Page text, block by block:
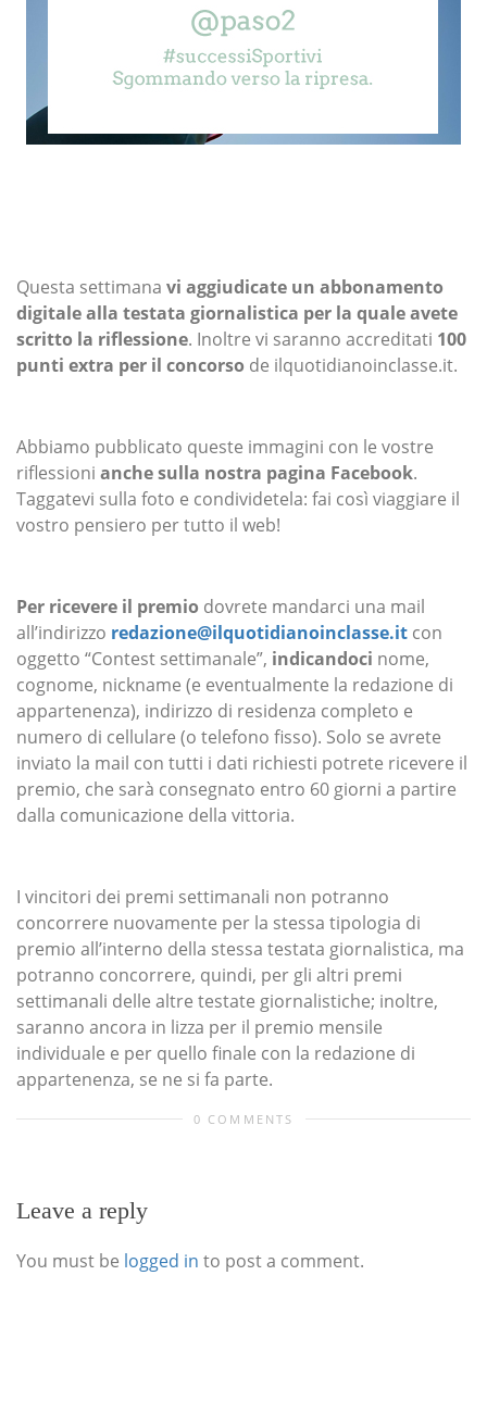
Questa settimana vi aggiudicate un abbonamento
digitale alla testata giornalistica per la quale avete
scritto la riflessione. Inoltre vi saranno accreditati 100
punti extra per il concorso de ilquotidianoinclasse.it.
Abbiamo pubblicato queste immagini con le vostre
riflessioni anche sulla nostra pagina Facebook.
Taggatevi sulla foto e condividetela: fai così viaggiare il
vostro pensiero per tutto il web!
Per ricevere il premio dovrete mandarci una mail
all’indirizzo redazione@ilquotidianoinclasse.it con
oggetto “Contest settimanale”, indicandoci nome,
cognome, nickname (e eventualmente la redazione di
appartenenza), indirizzo di residenza completo e
numero di cellulare (o telefono fisso). Solo se avrete
inviato la mail con tutti i dati richiesti potrete ricevere il
premio, che sarà consegnato entro 60 giorni a partire
dalla comunicazione della vittoria.
I vincitori dei premi settimanali non potranno
concorrere nuovamente per la stessa tipologia di
premio all’interno della stessa testata giornalistica, ma
potranno concorrere, quindi, per gli altri premi
settimanali delle altre testate giornalistiche; inoltre,
saranno ancora in lizza per il premio mensile
individuale e per quello finale con la redazione di
appartenenza, se ne si fa parte.
0 COMMENTS
Leave a reply
You must be logged in to post a comment.